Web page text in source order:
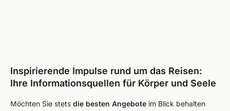
Inspirierende Impulse rund um das Reisen:
Ihre Informationsquellen für Körper und Seele
Möchten Sie stets die besten Angebote im Blick behalten